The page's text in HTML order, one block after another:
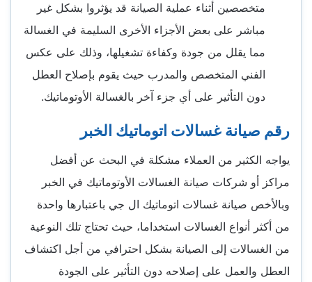
متخصصين أثناء عملية الصيانة قد يؤثروا بشكل غير
مباشر على بعض الأجزاء الأخرى السليمة في الغسالة
مما يقلل من جودة وكفاءة تشغيلها، وذلك على عكس
الفني المتخصص والمدرب حيث يقوم بإصلاح العطل
دون التأثير على أي جزء آخر بالغسالة الأوتوماتيك.
رقم صيانة غسالات اتوماتيك الخبر
يواجه الكثير من العملاء مشكلة في البحث عن أفضل
مراكز أو شركات صيانة الغسالات الأوتوماتيك في الخبر
وبالأخص صيانة غسالات اتوماتيك ال جي باعتبارها واحدة
من أكثر أنواع الغسالات استخداما، حيث تحتاج تلك النوعية
من الغسالات إلى الصيانة بشكل احترافي من أجل اكتشاف
العطل والعمل على إصلاحه دون التأثير على الجودة